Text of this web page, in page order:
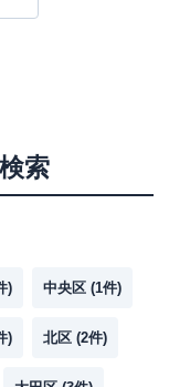
索
) 中央区 (1件)
) 北区 (2件)